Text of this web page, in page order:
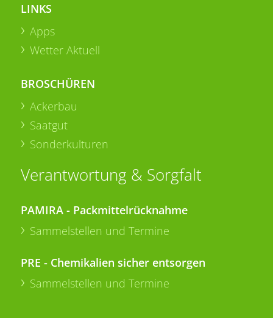
LINKS
Apps
Wetter Aktuell
BROSCHÜREN
Ackerbau
Saatgut
Sonderkulturen
Verantwortung & Sorgfalt
PAMIRA - Packmittelrücknahme
Sammelstellen und Termine
PRE - Chemikalien sicher entsorgen
Sammelstellen und Termine